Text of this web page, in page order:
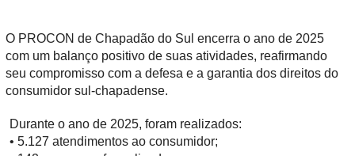
O PROCON de Chapadão do Sul encerra o ano de 2025
com um balanço positivo de suas atividades, reafirmando
seu compromisso com a defesa e a garantia dos direitos do
consumidor sul-chapadense.
Durante o ano de 2025, foram realizados:
• 5.127 atendimentos ao consumidor;